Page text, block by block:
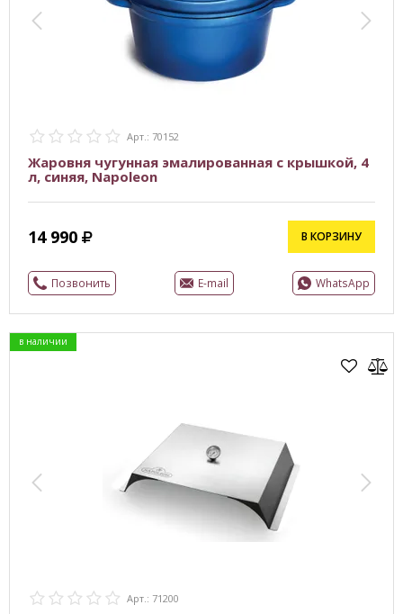
Арт.: 70152
Жаровня чугунная эмалированная с крышкой, 4
л, синяя, Napoleon
14 990 В КОРЗИНУ
Позвонить E-mail WhatsApp
в наличии
Арт.: 71200